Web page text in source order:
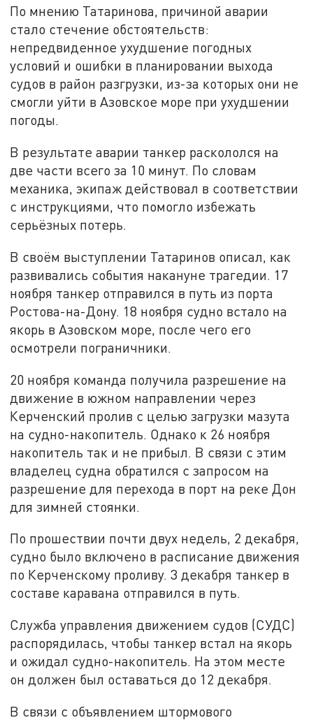
По мнению Татаринова, причиной аварии
стало стечение обстоятельств:
непредвиденное ухудшение погодных
условий и ошибки в планировании выхода
судов в район разгрузки, из-за которых они не
смогли уйти в Азовское море при ухудшении
погоды.
В результате аварии танкер раскололся на
две части всего за 10 минут. По словам
механика, экипаж действовал в соответствии
с инструкциями, что помогло избежать
серьёзных потерь.
В своём выступлении Татаринов описал, как
развивались события накануне трагедии. 17
ноября танкер отправился в путь из порта
Ростова-на-Дону. 18 ноября судно встало на
якорь в Азовском море, после чего его
осмотрели пограничники.
20 ноября команда получила разрешение на
движение в южном направлении через
Керченский пролив с целью загрузки мазута
на судно-накопитель. Однако к 26 ноября
накопитель так и не прибыл. В связи с этим
владелец судна обратился с запросом на
разрешение для перехода в порт на реке Дон
для зимней стоянки.
По прошествии почти двух недель, 2 декабря,
судно было включено в расписание движения
по Керченскому проливу. 3 декабря танкер в
составе каравана отправился в путь.
Служба управления движением судов (СУДС)
распорядилась, чтобы танкер встал на якорь
и ожидал судно-накопитель. На этом месте
он должен был оставаться до 12 декабря.
В связи с объявлением штормового